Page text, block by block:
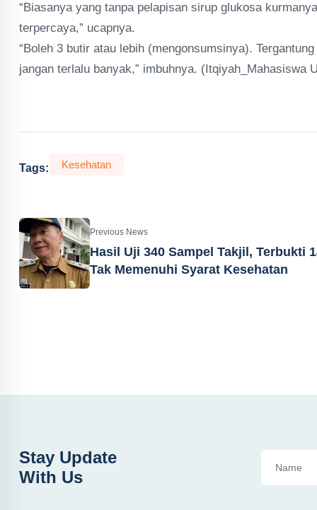
“Biasanya yang tanpa pelapisan sirup glukosa
terpercaya,” ucapnya.
“Boleh 3 butir atau lebih (mengonsumsinya).
jangan terlalu banyak,” imbuhnya. (Itqiyah_Mahasiswa
Tags: Kesehatan
Previous News
Hasil Uji 340 Sampel Takjil, Terbukti
Tak Memenuhi Syarat Kesehatan
Stay Update
With Us